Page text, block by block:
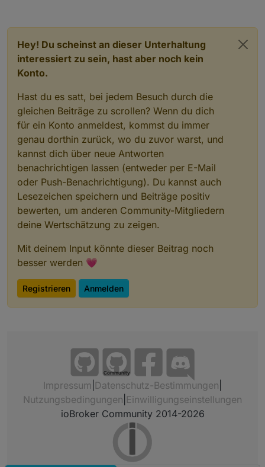
Hey! Du scheinst an dieser Unterhaltung
interessiert zu sein, hast aber noch kein
Konto.
Hast du es satt, bei jedem Besuch durch die
gleichen Beiträge zu scrollen? Wenn du dich
für ein Konto anmeldest, kommst du immer
genau dorthin zurück, wo du zuvor warst, und
kannst dich über neue Antworten
benachrichtigen lassen (entweder per E-Mail
oder Push-Benachrichtigung). Du kannst auch
Lesezeichen speichern und Beiträge positiv
bewerten, um anderen Community-Mitgliedern
deine Wertschätzung zu zeigen.
Mit deinem Input könnte dieser Beitrag noch
besser werden 💗
Registrieren Anmelden
Community
Impressum Datenschutz-Bestimmungen
Nutzungsbedingungen Einwilligungseinstellungen
ioBroker Community 2014-2026